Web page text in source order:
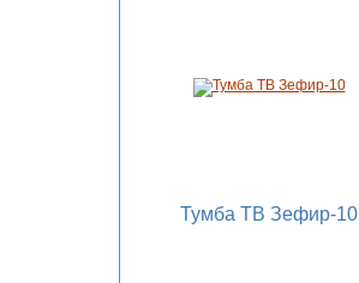
Тумба ТВ Зефир-10